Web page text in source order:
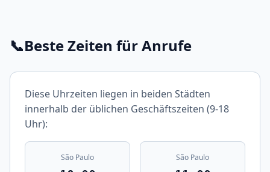
📞Beste Zeiten für Anrufe
Diese Uhrzeiten liegen in beiden Städten
innerhalb der üblichen Geschäftszeiten (9-18
Uhr):
São Paulo São Paulo